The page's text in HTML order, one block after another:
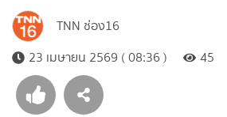
TNN ช่อง16
23 เมษายน 2569 ( 08:36 )
45